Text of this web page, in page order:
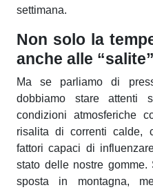
settimana.
Non solo la
anche alle “salite”
Ma se parliamo di
dobbiamo stare attenti
condizioni atmosferiche
risalita di correnti calde,
fattori capaci di
stato delle nostre
sposta in montagna,